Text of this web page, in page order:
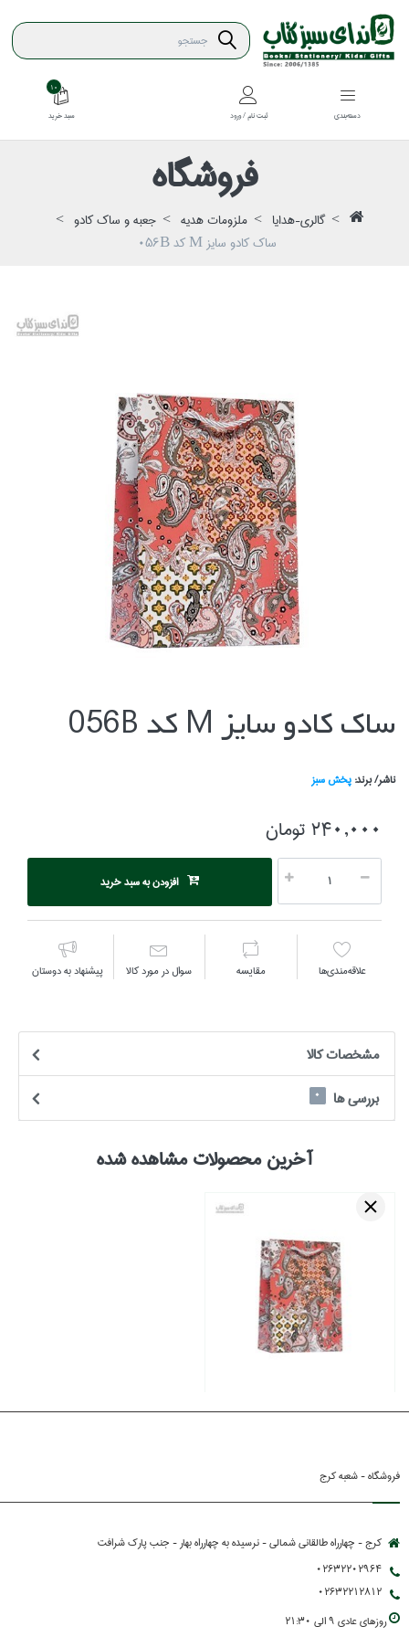
دسته‌بندي ثبت نام / ورود
10
سبد خريد
فروشگاه
گالري-هدايا ملزومات هديه
جعبه و ساك كادو
ساك كادو سايز M كد 056B
ساك كادو سايز M كد 056B
ناشر/ برند:پخش سبز
240,000 تومان
افزودن به سبد خرید
علاقه‌مندي‌ها مقايسه سوال در مورد كالا پیشنهاد به دوستان
مشخصات كالا
بررسی ها
0
آخرین محصولات مشاهده شده
فروشگاه - شعبه کرج
کرج - چهارراه طالقانی شمالی - نرسیده به چهارراه بهار - جنب پارك شرافت
02632202964
02632212812
روزهاي عادي 9 الي 21:30